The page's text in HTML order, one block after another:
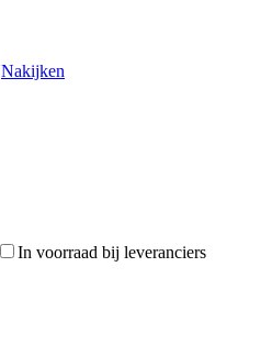
Nakijken
In voorraad bij leveranciers